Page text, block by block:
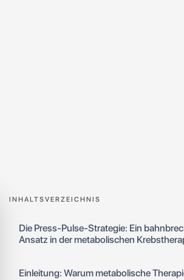
INHALTSVERZEICHNIS
Die Press-Pulse-Strategie: Ein
Ansatz in der metabolischen
Einleitung: Warum metabolische